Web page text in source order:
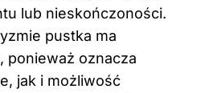
lub nieskończoności.
pustka ma
ponieważ oznacza
jak i możliwość